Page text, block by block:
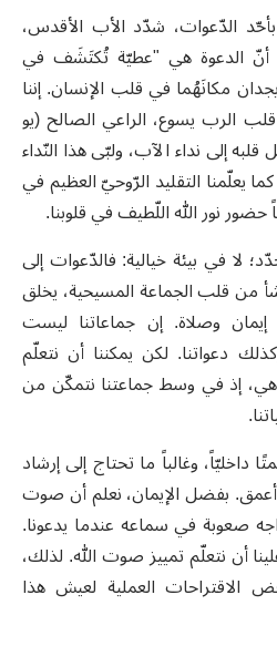
الدّعوات، شدّد الأب الأقدس،
أنّ الدعوة هي "عطيّة تُكتَشَف في
مكانَهُما في قلب الإنسان. إننا
الرب يسوع، الراعي الصالح (يو
قلبه إلى نداء الآب، ولبّى هذا النّداء
يعلّمنا التقليد الرّوحيّ العظيم في
نور الله اللّطيف في قلوبنا.
لا في بيئة خيالية: فالدّعوات إلى
من قلب الجماعة المسيحية، يخلق
إيمان وصلاة. إن جماعاتنا ليست
دعواتنا. لكن يمكننا أن نتعلّم
هي، إذ في وسط جماعتنا نتمكّن من
وغالباً ما تحتاج إلى إرشاد
بفضل الإيمان، نعلم أن صوت
صعوبة في سماعه عندما يدعونا.
أن نتعلّم تمييز صوت الله. لذلك،
الاقتراحات العملية لعيش هذا